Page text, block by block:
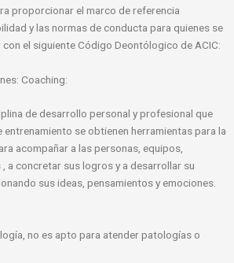
proporcionar el marco de referencia
y las normas de conducta para quienes se
el siguiente Código Deontólogico de ACIC:
Coaching:
de desarrollo personal y profesional que
se obtienen herramientas para la
acompañar a las personas, equipos,
a concretar sus logros y a desarrollar su
sus ideas, pensamientos y emociones.
no es apto para atender patologías o